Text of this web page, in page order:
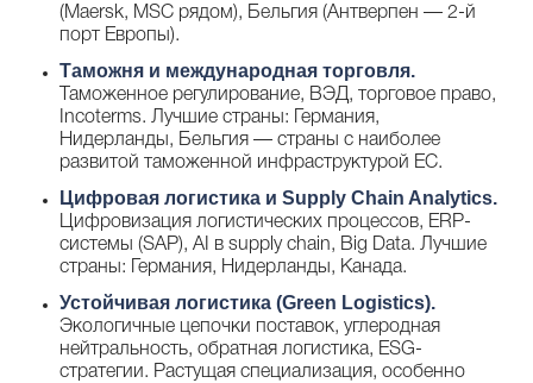
(Maersk, MSC рядом), Бельгия (Антверпен — 2-й
порт Европы).
Таможня и международная торговля.
Таможенное регулирование, ВЭД, торговое право,
Incoterms. Лучшие страны: Германия,
Нидерланды, Бельгия — страны с наиболее
развитой таможенной инфраструктурой ЕС.
Цифровая логистика и Supply Chain Analytics.
Цифровизация логистических процессов, ERP-
системы (SAP), AI в supply chain, Big Data. Лучшие
страны: Германия, Нидерланды, Канада.
Устойчивая логистика (Green Logistics).
Экологичные цепочки поставок, углеродная
нейтральность, обратная логистика, ESG-
стратегии. Растущая специализация, особенно